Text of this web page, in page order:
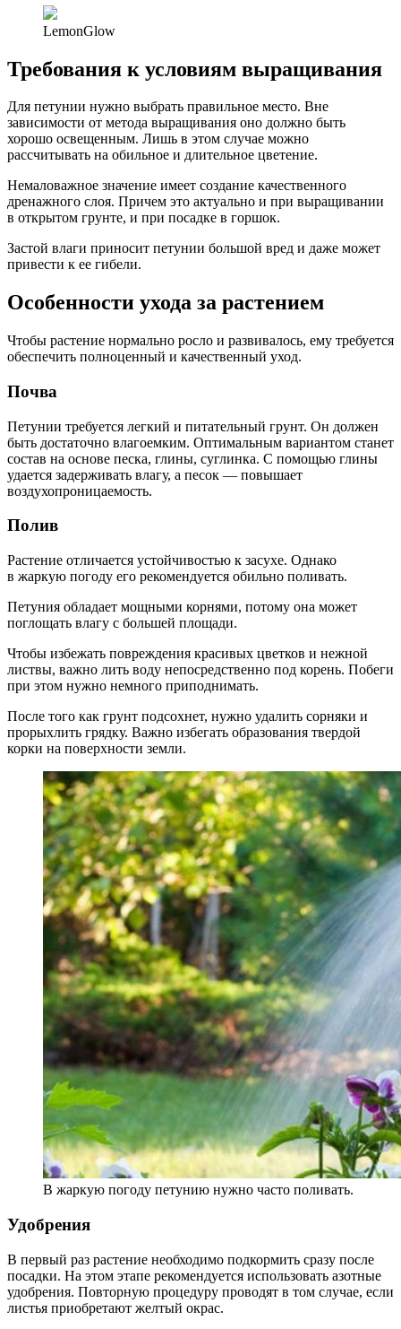
LemonGlow
Требования к условиям выращивания
Для петунии нужно выбрать правильное место. Вне
зависимости от метода выращивания оно должно быть
хорошо освещенным. Лишь в этом случае можно
рассчитывать на обильное и длительное цветение.
Немаловажное значение имеет создание качественного
дренажного слоя. Причем это актуально и при выращивании
в открытом грунте, и при посадке в горшок.
Застой влаги приносит петунии большой вред и даже может
привести к ее гибели.
Особенности ухода за растением
Чтобы растение нормально росло и развивалось, ему требуется
обеспечить полноценный и качественный уход.
Почва
Петунии требуется легкий и питательный грунт. Он должен
быть достаточно влагоемким. Оптимальным вариантом станет
состав на основе песка, глины, суглинка. С помощью глины
удается задерживать влагу, а песок — повышает
воздухопроницаемость.
Полив
Растение отличается устойчивостью к засухе. Однако
в жаркую погоду его рекомендуется обильно поливать.
Петуния обладает мощными корнями, потому она может
поглощать влагу с большей площади.
Чтобы избежать повреждения красивых цветков и нежной
листвы, важно лить воду непосредственно под корень. Побеги
при этом нужно немного приподнимать.
После того как грунт подсохнет, нужно удалить сорняки и
прорыхлить грядку. Важно избегать образования твердой
корки на поверхности земли.
В жаркую погоду петунию нужно часто поливать.
Удобрения
В первый раз растение необходимо подкормить сразу после
посадки. На этом этапе рекомендуется использовать азотные
удобрения. Повторную процедуру проводят в том случае, если
листья приобретают желтый окрас.